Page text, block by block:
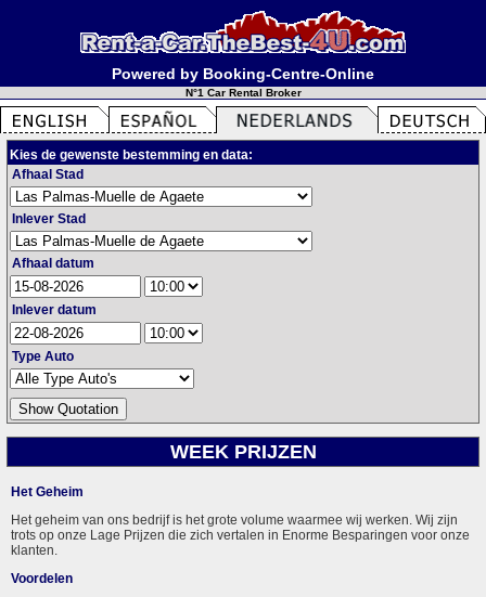
Powered by Booking-Centre-Online
N°1 Car Rental Broker
Kies de gewenste bestemming en data:
Afhaal Stad
Inlever Stad
Afhaal datum
Inlever datum
Type Auto
WEEK PRIJZEN
Het Geheim
Het geheim van ons bedrijf is het grote volume waarmee wij werken. Wij zijn
trots op onze Lage Prijzen die zich vertalen in Enorme Besparingen voor onze
klanten.
Voordelen